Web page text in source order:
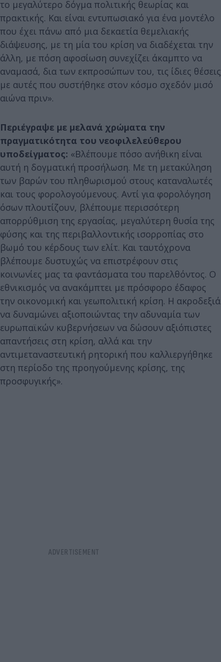
το μεγαλύτερο δόγμα πολιτικής θεωρίας και
πρακτικής. Και είναι εντυπωσιακό για ένα μοντέλο
που έχει πάνω από μια δεκαετία θεμελιακής
διάψευσης, με τη μία του κρίση να διαδέχεται την
άλλη, με πόση αφοσίωση συνεχίζει άκαμπτο να
αναμασά, δια των εκπροσώπων του, τις ίδιες θέσεις
με αυτές που συστήθηκε στον κόσμο σχεδόν μισό
αιώνα πριν».
Περιέγραψε με μελανά χρώματα την
πραγματικότητα του νεοφιλελεύθερου
υποδείγματος: «Βλέπουμε πόσο ανήθικη είναι
αυτή η δογματική προσήλωση. Με τη μετακύληση
των βαρών του πληθωρισμού στους καταναλωτές
και τους φορολογούμενους. Αντί για φορολόγηση
όσων πλουτίζουν, βλέπουμε περισσότερη
απορρύθμιση της εργασίας, μεγαλύτερη θυσία της
φύσης και της περιβαλλοντικής ισορροπίας στο
βωμό του κέρδους των ελίτ. Και ταυτόχρονα
βλέπουμε δυστυχώς να επιστρέφουν στις
κοινωνίες μας τα φαντάσματα του παρελθόντος. Ο
εθνικισμός να ανακάμπτει με πρόσφορο έδαφος
την οικονομική και γεωπολιτική κρίση. Η ακροδεξιά
να δυναμώνει αξιοποιώντας την αδυναμία των
ευρωπαϊκών κυβερνήσεων να δώσουν αξιόπιστες
απαντήσεις στη κρίση, αλλά και την
αντιμεταναστευτική ρητορική που καλλιεργήθηκε
στη περίοδο της προηγούμενης κρίσης, της
προσφυγικής».